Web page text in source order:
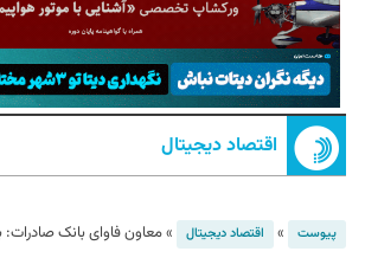
اقتصاد دیجیتال
پیوست » اقتصاد دیجیتال »معاون فاوای بانک صادرات: